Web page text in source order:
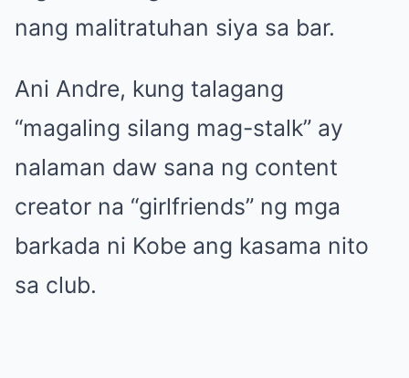
nang malitratuhan siya sa bar.
Ani Andre, kung talagang
“magaling silang mag-stalk” ay
nalaman daw sana ng content
creator na “girlfriends” ng mga
barkada ni Kobe ang kasama nito
sa club.